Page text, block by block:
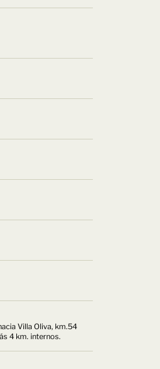
Villa Oliva, km.54
4 km. internos.